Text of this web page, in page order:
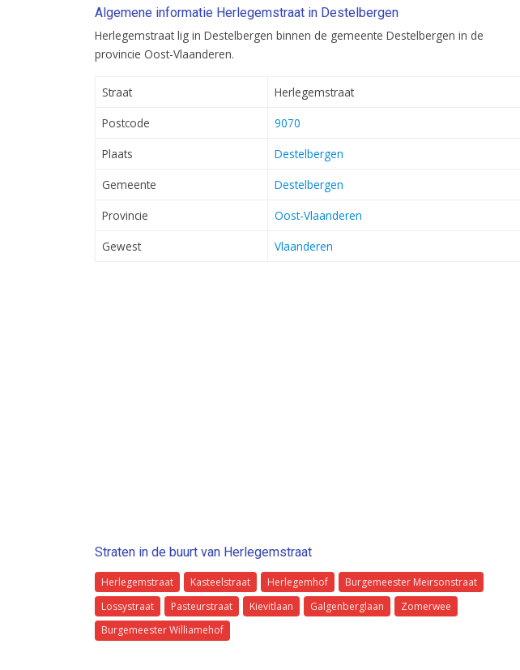
Algemene informatie Herlegemstraat in Destelbergen
Herlegemstraat lig in Destelbergen binnen de gemeente Destelbergen in de
provincie Oost-Vlaanderen.
Straat
Herlegemstraat
Postcode
9070
Plaats
Destelbergen
Gemeente
Destelbergen
Provincie
Oost-Vlaanderen
Gewest
Vlaanderen
Straten in de buurt van Herlegemstraat
Herlegemstraat Kasteelstraat Herlegemhof
Burgemeester Meirsonstraat
Lossystraat
Pasteurstraat Kievitlaan Galgenberglaan
Zomerwee
Burgemeester Williamehof